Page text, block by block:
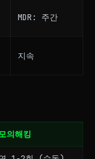
MDR: 주간
지속
의해킹